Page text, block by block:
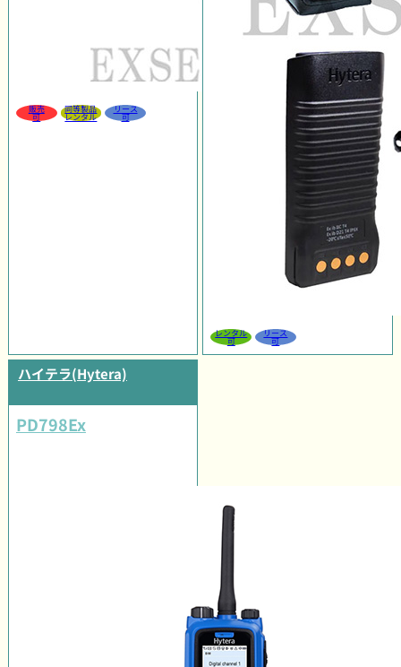
販売
可
同等製品
レンタル
リース
可
レンタル
可
リース
可
ハイテラ(Hytera)
PD798Ex